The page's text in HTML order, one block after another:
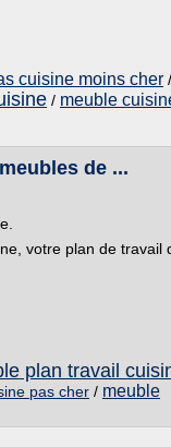
cuisine moins cher /
/ meuble
de ...
votre plan de travail
plan travail
pas cher / meuble